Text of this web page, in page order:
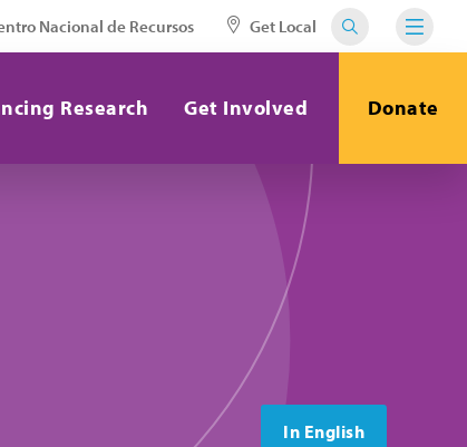
Nacional de Recursos Get Local
Research Get Involved Donate
In English